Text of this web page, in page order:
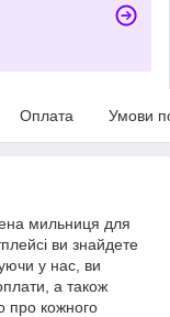
Оплата Умови
мильниця для
ви знайдете
у нас, ви
а також
про кожного